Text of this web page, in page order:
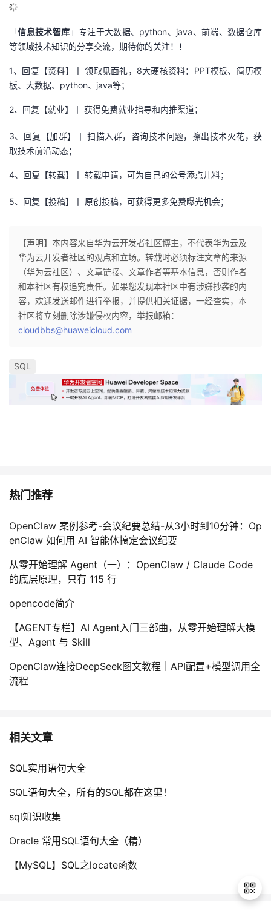
「信息技术智库 」专注于大数据、python、java、前端、数据仓库
等领域技术知识的分享交流，期待你的关注！！
1、回复【资料】丨 领取见面礼，8大硬核资料：PPT模板、简历模
板、大数据、python、java等；
2、回复【就业】丨 获得免费就业指导和内推渠道；
3、回复【加群】丨 扫描入群，咨询技术问题，擦出技术火花，获
取技术前沿动态；
4、回复【转载】丨 转载申请，可为自己的公号添点儿料；
5、回复【投稿】丨 原创投稿，可获得更多免费曝光机会；
【声明】本内容来自华为云开发者社区博主，不代表华为云及
华为云开发者社区的观点和立场。转载时必须标注文章的来源
（华为云社区）、文章链接、文章作者等基本信息，否则作者
和本社区有权追究责任。如果您发现本社区中有涉嫌抄袭的内
容，欢迎发送邮件进行举报，并提供相关证据，一经查实，本
社区将立刻删除涉嫌侵权内容，举报邮箱：
cloudbbs@huaweicloud.com
SQL
热门推荐
OpenClaw 案例参考-会议纪要总结-从3小时到10分钟：Op
enClaw 如何用 AI 智能体搞定会议纪要
从零开始理解 Agent（一）：OpenClaw / Claude Code
的底层原理，只有 115 行
opencode简介
【AGENT专栏】AI Agent入门三部曲，从零开始理解大模
型、Agent 与 Skill
OpenClaw连接DeepSeek图文教程｜API配置+模型调用全
流程
相关文章
SQL实用语句大全
SQL语句大全，所有的SQL都在这里！
sql知识收集
Oracle 常用SQL语句大全（精）
【MySQL】SQL之locate函数